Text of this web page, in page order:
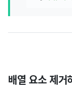
배열 요소 제거